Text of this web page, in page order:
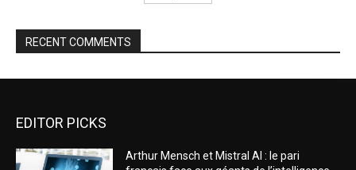
RECENT COMMENTS
EDITOR PICKS
Arthur Mensch et Mistral AI : le pari